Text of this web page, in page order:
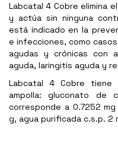
Labcatal 4 Cobre elimina
y actúa sin ninguna
está indicado en la
e infecciones, como
agudas y crónicas con
aguda, laringitis aguda y
Labcatal 4 Cobre tiene
ampolla: gluconato de
corresponde a 0.7252
g, agua purificada c.s.p. 2